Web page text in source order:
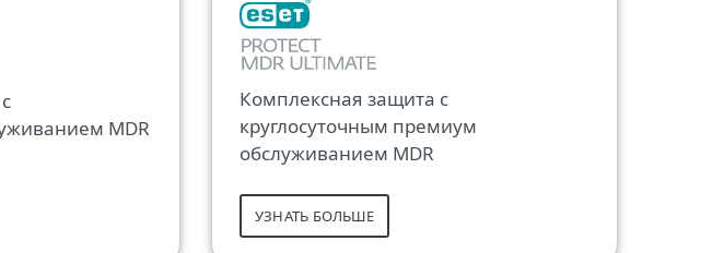
MDR
Комплексная защита с
круглосуточным премиум
обслуживанием MDR
УЗНАТЬ БОЛЬШЕ